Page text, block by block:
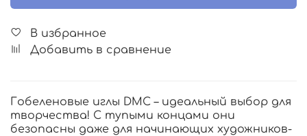
В избранное
Добавить в сравнение
Гобеленовые иглы DMC – идеальный выбор для
творчества! С тупыми концами они
безопасны даже для начинающих художников-